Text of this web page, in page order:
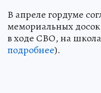
В апреле гордуме
мемориальных
в ходе СВО, на
подробнее).